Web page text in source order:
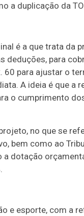
a duplicação da
é a que trata da
deduções, para
para ajustar o
A ideia é que a
o cumprimento
no que se
bem como ao
dotação
e esporte, com a